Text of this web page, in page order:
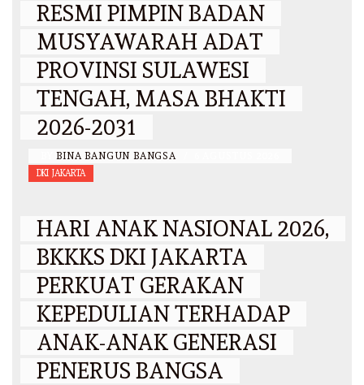
RESMI PIMPIN BADAN
MUSYAWARAH ADAT
PROVINSI SULAWESI
TENGAH, MASA BHAKTI
2026-2031
BINA BANGUN BANGSA
DKI JAKARTA
HARI ANAK NASIONAL 2026,
BKKKS DKI JAKARTA
PERKUAT GERAKAN
KEPEDULIAN TERHADAP
ANAK-ANAK GENERASI
PENERUS BANGSA